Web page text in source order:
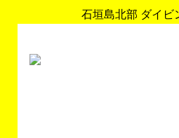
石垣島北部 ダイビ